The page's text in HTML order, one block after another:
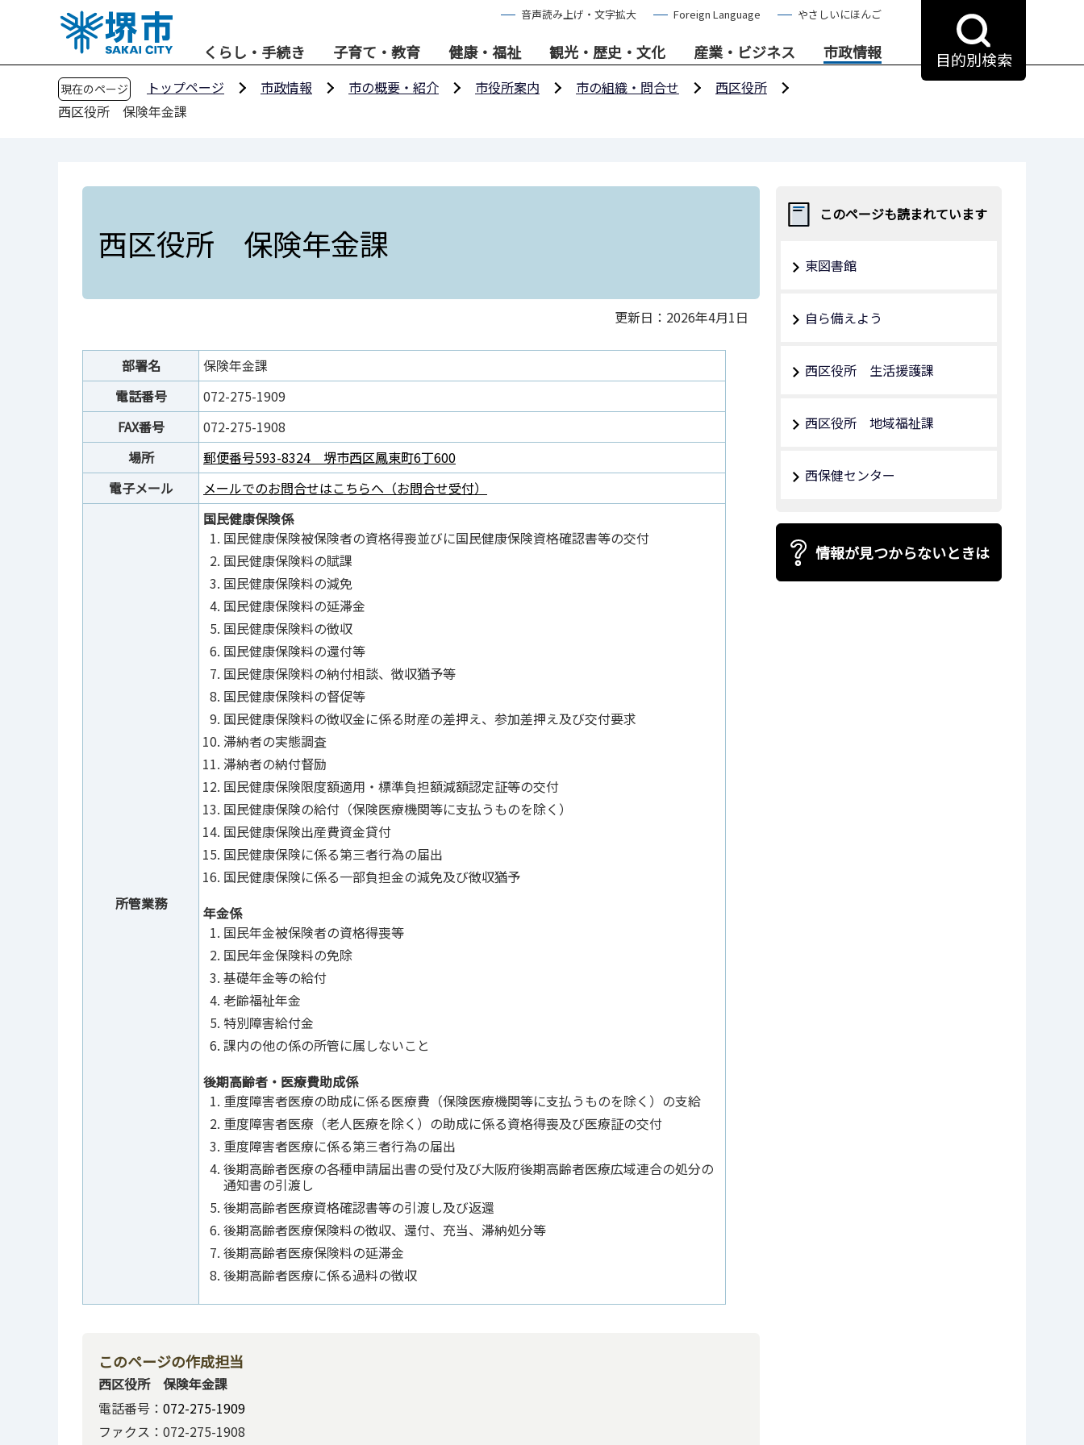
音声読み上げ・文字拡大 Foreign Language やさしいにほんご
くらし・手続き 子育て・教育 健康・福祉 観光・歴史・文化 産業・ビジネス 市政情報 目的別検索
現在のページ トップページ 市政情報 市の概要・紹介 市役所案内 市の組織・問合せ
西区役所
西区役所 保険年金課
西区役所 保険年金課
更新日：2026年4月1日
部署名
保険年金課
電話番号
072-275-1909
FAX番号
072-275-1908
場所
郵便番号593-8324 堺市西区鳳東町6丁600
電子メール
メールでのお問合せはこちらへ（お問合せ受付）
所管業務
国民健康保険係
国民健康保険被保険者の資格得喪並びに国民健康保険資格確認書等の交付
国民健康保険料の賦課
国民健康保険料の減免
国民健康保険料の延滞金
国民健康保険料の徴収
国民健康保険料の還付等
国民健康保険料の納付相談、徴収猶予等
国民健康保険料の督促等
国民健康保険料の徴収金に係る財産の差押え、参加差押え及び交付要求
滞納者の実態調査
滞納者の納付督励
国民健康保険限度額適用・標準負担額減額認定証等の交付
国民健康保険の給付（保険医療機関等に支払うものを除く）
国民健康保険出産費資金貸付
国民健康保険に係る第三者行為の届出
国民健康保険に係る一部負担金の減免及び徴収猶予
年金係
国民年金被保険者の資格得喪等
国民年金保険料の免除
基礎年金等の給付
老齢福祉年金
特別障害給付金
課内の他の係の所管に属しないこと
後期高齢者・医療費助成係
重度障害者医療の助成に係る医療費（保険医療機関等に支払うものを除く）の支給
重度障害者医療（老人医療を除く）の助成に係る資格得喪及び医療証の交付
重度障害者医療に係る第三者行為の届出
後期高齢者医療の各種申請届出書の受付及び大阪府後期高齢者医療広域連合の処分の
通知書の引渡し
後期高齢者医療資格確認書等の引渡し及び返還
後期高齢者医療保険料の徴収、還付、充当、滞納処分等
後期高齢者医療保険料の延滞金
後期高齢者医療に係る過料の徴収
このページの作成担当
西区役所 保険年金課
電話番号： 072-275-1909
ファクス：072-275-1908
このページも読まれています
東図書館
自ら備えよう
西区役所 生活援護課
西区役所 地域福祉課
西保健センター
情報が見つからないときは